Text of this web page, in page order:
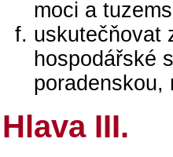
moci a
uskutečňovat
hospodářské
poradenskou,
Hlava III.